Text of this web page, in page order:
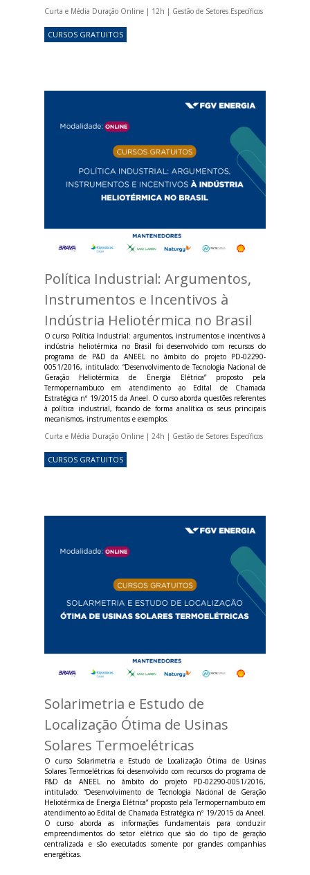
Curta e Média Duração Online | 12h | Gestão de Setores Específicos
CURSOS GRATUITOS
Política Industrial: Argumentos,
Instrumentos e Incentivos à
Indústria Heliotérmica no Brasil
O curso Política Industrial: argumentos, instrumentos e incentivos à
indústria heliotérmica no Brasil foi desenvolvido com recursos do
programa de P&D da ANEEL no âmbito do projeto PD-02290-
0051/2016, intitulado: “Desenvolvimento de Tecnologia Nacional de
Geração Heliotérmica de Energia Elétrica” proposto pela
Termopernambuco em atendimento ao Edital de Chamada
Estratégica nº 19/2015 da Aneel. O curso aborda questões referentes
à política industrial, focando de forma analítica os seus principais
mecanismos, instrumentos e exemplos.
Curta e Média Duração Online | 24h | Gestão de Setores Específicos
CURSOS GRATUITOS
Solarimetria e Estudo de
Localização Ótima de Usinas
Solares Termoelétricas
O curso Solarimetria e Estudo de Localização Ótima de Usinas
Solares Termoelétricas foi desenvolvido com recursos do programa de
P&D da ANEEL no âmbito do projeto PD-02290-0051/2016,
intitulado: “Desenvolvimento de Tecnologia Nacional de Geração
Heliotérmica de Energia Elétrica” proposto pela Termopernambuco em
atendimento ao Edital de Chamada Estratégica nº 19/2015 da Aneel.
O curso aborda as informações fundamentais para conduzir
empreendimentos do setor elétrico que são do tipo de geração
centralizada e são executados somente por grandes companhias
energéticas.